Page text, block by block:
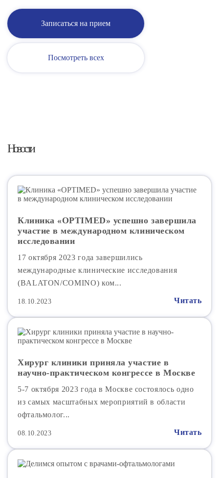
Записаться на прием
Посмотреть всех
Новости
Клиника «OPTIMED» успешно завершила
участие в международном клиническом
исследовании
17 октября 2023 года завершились
международные клинические исследования
(BALATON/COMINO) ком...
18.10.2023 Читать
Хирург клиники приняла участие в
научно-практическом конгрессе в Москве
5-7 октября 2023 года в Москве состоялось одно
из самых масштабных мероприятий в области
офтальмолог...
08.10.2023 Читать